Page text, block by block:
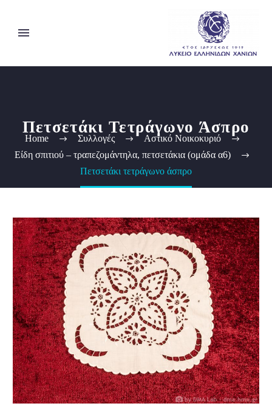
Πετσετάκι Τετράγωνο Άσπρο
Home Συλλογές
Αστικό Νοικοκυριό
Είδη σπιτιού – τραπεζομάντηλα, πετσετάκια (ομάδα α6)
Πετσετάκι τετράγωνο άσπρο